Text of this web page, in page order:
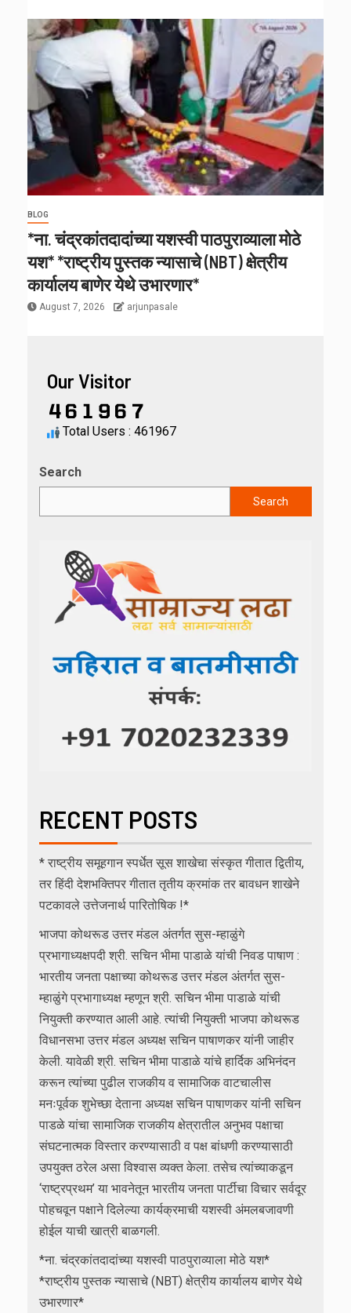
BLOG
*ना. चंद्रकांतदादांच्या यशस्वी पाठपुराव्याला मोठे
यश* *राष्ट्रीय पुस्तक न्यासाचे (NBT) क्षेत्रीय
कार्यालय बाणेर येथे उभारणार*
August 7, 2026 arjunpasale
Our Visitor
Total Users : 461967
Search
Search
RECENT POSTS
* राष्ट्रीय समूहगान स्पर्धेत सूस शाखेचा संस्कृत गीतात द्वितीय,
तर हिंदी देशभक्तिपर गीतात तृतीय क्रमांक तर बावधन शाखेने
पटकावले उत्तेजनार्थ पारितोषिक !*
भाजपा कोथरूड उत्तर मंडल अंतर्गत सुस-म्हाळुंगे
प्रभागाध्यक्षपदी श्री. सचिन भीमा पाडाळे यांची निवड पाषाण :
भारतीय जनता पक्षाच्या कोथरूड उत्तर मंडल अंतर्गत सुस-
म्हाळुंगे प्रभागाध्यक्ष म्हणून श्री. सचिन भीमा पाडाळे यांची
नियुक्ती करण्यात आली आहे. त्यांची नियुक्ती भाजपा कोथरूड
विधानसभा उत्तर मंडल अध्यक्ष सचिन पाषाणकर यांनी जाहीर
केली. यावेळी श्री. सचिन भीमा पाडाळे यांचे हार्दिक अभिनंदन
करून त्यांच्या पुढील राजकीय व सामाजिक वाटचालीस
मनःपूर्वक शुभेच्छा देताना अध्यक्ष सचिन पाषाणकर यांनी सचिन
पाडळे यांचा सामाजिक राजकीय क्षेत्रातील अनुभव पक्षाचा
संघटनात्मक विस्तार करण्यासाठी व पक्ष बांधणी करण्यासाठी
उपयुक्त ठरेल असा विश्वास व्यक्त केला. तसेच त्यांच्याकडून
‘राष्ट्रप्रथम’ या भावनेतून भारतीय जनता पार्टीचा विचार सर्वदूर
पोहचवून पक्षाने दिलेल्या कार्यक्रमाची यशस्वी अंमलबजावणी
होईल याची खात्री बाळगली.
*ना. चंद्रकांतदादांच्या यशस्वी पाठपुराव्याला मोठे यश*
*राष्ट्रीय पुस्तक न्यासाचे (NBT) क्षेत्रीय कार्यालय बाणेर येथे
उभारणार*